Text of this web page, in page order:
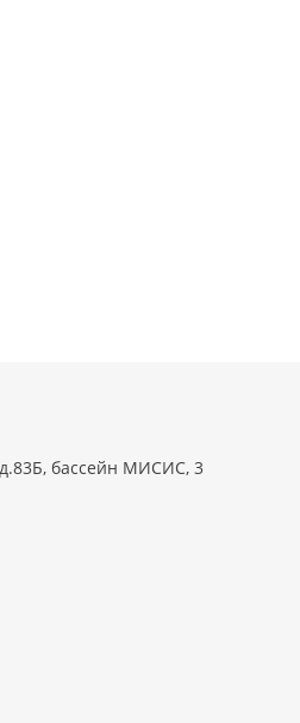
бассейн МИСИС, 3